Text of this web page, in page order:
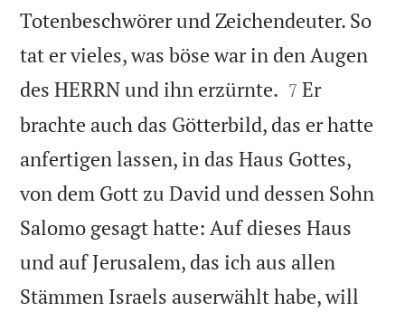
Totenbeschwörer und Zeichendeuter. So
tat er vieles, was böse war in den Augen
des HERRN und ihn erzürnte. 

7 Er
brachte auch das Götterbild, das er hatte
anfertigen lassen, in das Haus Gottes,
von dem Gott zu David und dessen Sohn
Salomo gesagt hatte: Auf dieses Haus
und auf Jerusalem, das ich aus allen
Stämmen Israels auserwählt habe, will